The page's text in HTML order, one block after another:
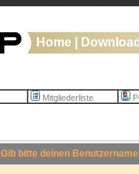
Home
Mitgliederliste
Gib bitte deinen